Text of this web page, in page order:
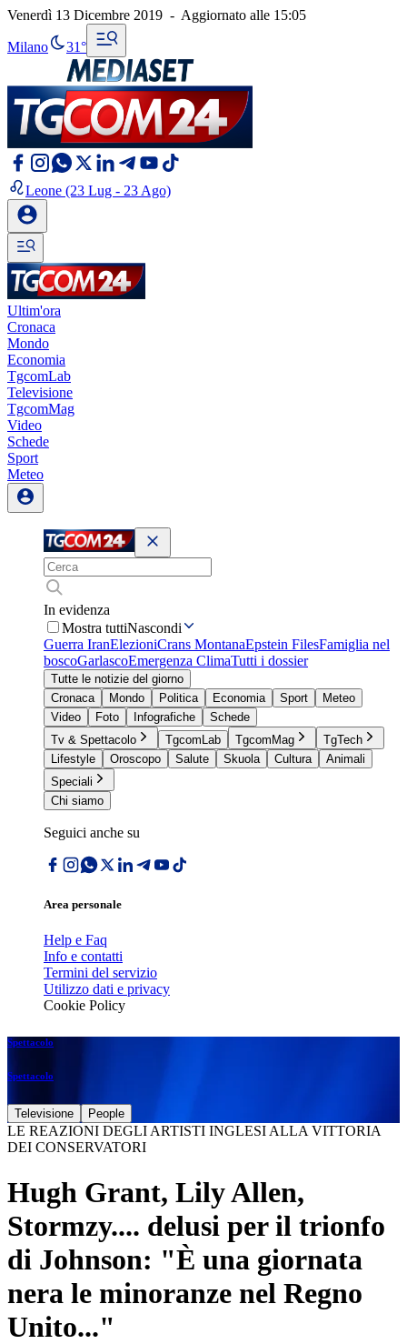
Venerdì 13 Dicembre 2019 - Aggiornato alle 15:05
Milano 31°
Leone (23 Lug - 23 Ago)
Ultim'ora
Cronaca
Mondo
Economia
TgcomLab
Televisione
TgcomMag
Video
Schede
Sport
Meteo
In evidenza
Mostra tuttiNascondi
Guerra IranElezioniCrans MontanaEpstein FilesFamiglia nel
boscoGarlascoEmergenza ClimaTutti i dossier
Tutte le notizie del giorno
Cronaca
Mondo Politica Economia Sport
Meteo
Video
Foto Infografiche
Schede
Tv & Spettacolo
TgcomLab TgcomMag
TgTech
Lifestyle
Oroscopo Salute Skuola Cultura
Animali
Speciali
Chi siamo
Seguici anche su
Area personale
Help e Faq
Info e contatti
Termini del servizio
Utilizzo dati e privacy
Cookie Policy
Spettacolo
Spettacolo
Televisione People
LE REAZIONI DEGLI ARTISTI INGLESI ALLA VITTORIA
DEI CONSERVATORI
Hugh Grant, Lily Allen,
Stormzy.... delusi per il trionfo
di Johnson: "È una giornata
nera le minoranze nel Regno
Unito..."